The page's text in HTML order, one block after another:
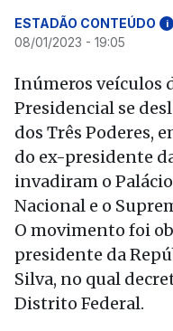
ESTADÃO CONTEÚDO i
08/01/2023 - 19:05
Inúmeros veículos
Presidencial se
dos Três Poderes,
do ex-presidente
invadiram o
Nacional e o
O movimento foi
presidente da
Silva, no qual
Distrito Federal.